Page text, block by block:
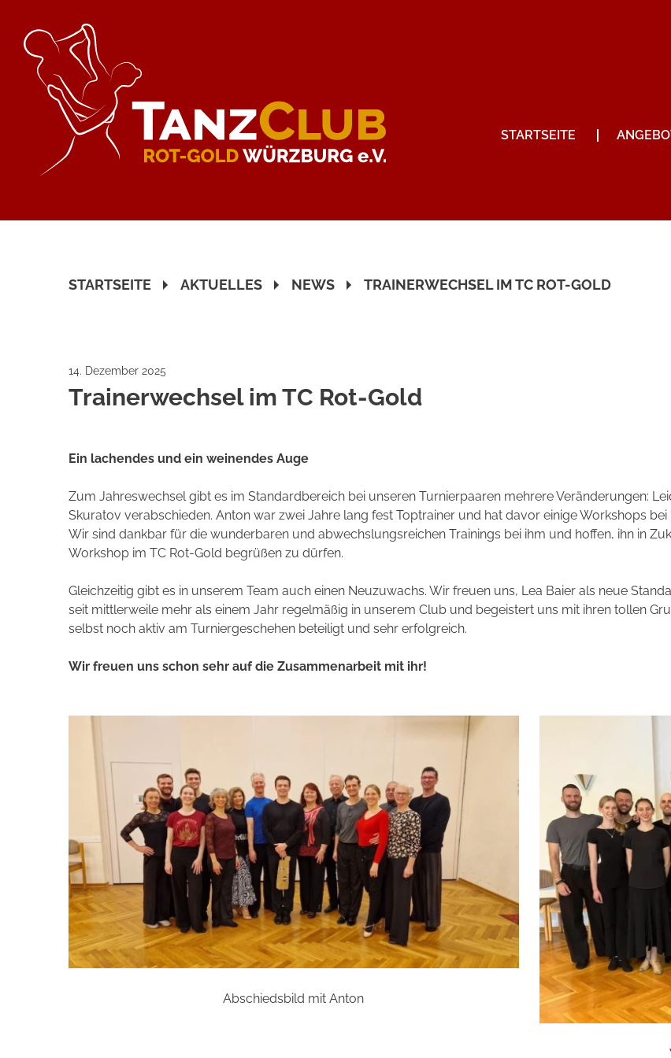
STARTSEITE
STARTSEITE AKTUELLES NEWS TRAINERWECHSEL IM TC ROT-GOLD
14. Dezember 2025
Trainerwechsel im TC Rot-Gold
Ein lachendes und ein weinendes Auge
Zum Jahreswechsel gibt es im Standardbereich bei unseren Turnierpaaren mehrere Veränderungen:
Skuratov verabschieden. Anton war zwei Jahre lang fest Toptrainer und hat davor einige Workshops bei
Wir sind dankbar für die wunderbaren und abwechslungsreichen Trainings bei ihm und hoffen, ihn in
Workshop im TC Rot-Gold begrüßen zu dürfen.
Gleichzeitig gibt es in unserem Team auch einen Neuzuwachs. Wir freuen uns, Lea Baier als neue
seit mittlerweile mehr als einem Jahr regelmäßig in unserem Club und begeistert uns mit ihren tollen
selbst noch aktiv am Turniergeschehen beteiligt und sehr erfolgreich.
Wir freuen uns schon sehr auf die Zusammenarbeit mit ihr!
Abschiedsbild mit Anton